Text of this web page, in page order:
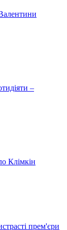
–
Клімкін
прем'єри